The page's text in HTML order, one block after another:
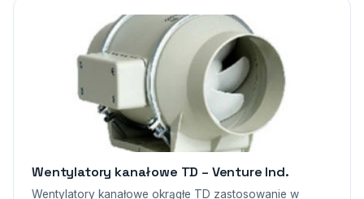
Wentylatory kanałowe TD – Venture Ind.
Wentylatory kanałowe okrągłe TD zastosowanie w